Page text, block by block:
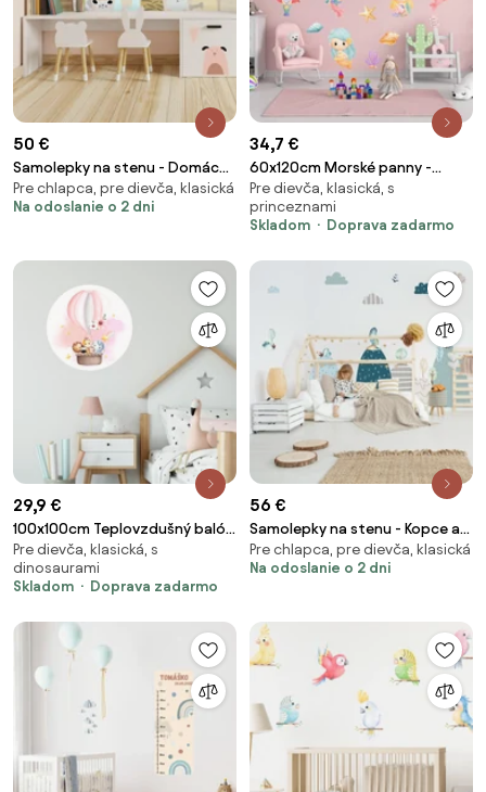
50 €
Samolepky na stenu - Domáce
zvieratká
Pre chlapca, pre dievča, klasická
Na odoslanie o 2 dni
34,7 €
60x120cm Morské panny -
textilná nálepka na stenu
Pre dievča, klasická, s
princeznami
Skladom
Doprava zadarmo
29,9 €
100x100cm Teplovzdušný balón
so zvieratkami - textilná
nálepka na stenu Veľkosť: 60
cm
Pre dievča, klasická, s
dinosaurami
Skladom
Doprava zadarmo
56 €
Samolepky na stenu - Kopce a
stromy
Pre chlapca, pre dievča, klasická
Na odoslanie o 2 dni